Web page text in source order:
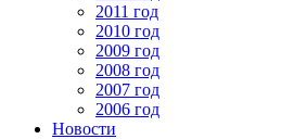
2011 год
2010 год
2009 год
2008 год
2007 год
2006 год
Новости